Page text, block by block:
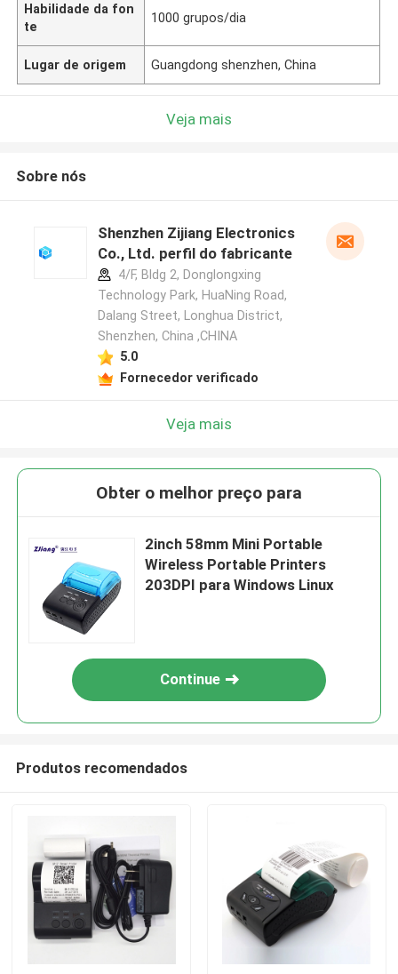
Habilidade da fon
te
1000 grupos/dia
Lugar de origem Guangdong shenzhen, China
Veja mais
Sobre nós
Shenzhen Zijiang Electronics
Co., Ltd. perfil do fabricante
4/F, Bldg 2, Donglongxing
Technology Park, HuaNing Road,
Dalang Street, Longhua District,
Shenzhen, China ,CHINA
5.0
Fornecedor verificado
Veja mais
Obter o melhor preço para
2inch 58mm Mini Portable
Wireless Portable Printers
203DPI para Windows Linux
Continue
Produtos recomendados